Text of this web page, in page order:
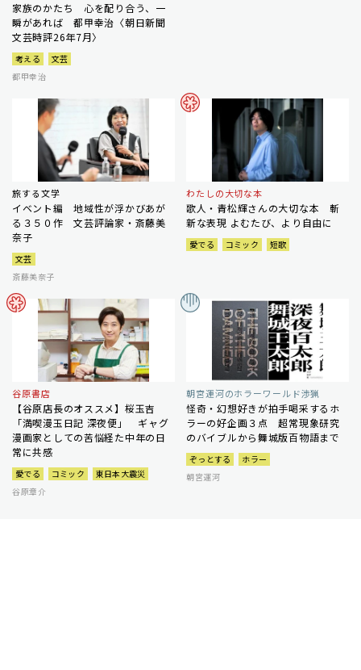
家族のかたち 心を配り合う、一
瞬があれば 都甲幸治〈朝日新聞
文芸時評26年7月〉
考える
文芸
都甲幸治
旅する文学
イベント編 地域性が浮かびあが
る３５０作 文芸評論家・斎藤美
奈子
文芸
斎藤美奈子
わたしの大切な本
歌人・青松輝さんの大切な本 斬
新な表現 よむたび、より自由に
愛でる コミック 短歌
谷原書店
【谷原店長のオススメ】桜玉吉
「満喫漫玉日記 深夜便」 ギャグ
漫画家としての苦悩経た中年の日
常に共感
愛でる コミック
東日本大震災
谷原章介
朝宮運河のホラーワールド渉猟
怪奇・幻想好きが拍手喝采するホ
ラーの好企画３点 超常現象研究
のバイブルから舞城版百物語まで
ぞっとする
ホラー
朝宮運河